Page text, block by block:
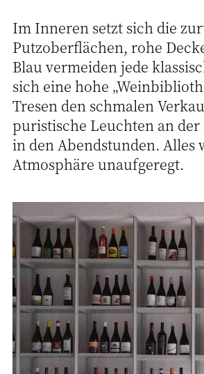
Im Inneren setzt sich die
Putzoberflächen, rohe
Blau vermeiden jede
sich eine hohe
Tresen den schmalen
puristische Leuchten an
in den Abendstunden.
Atmosphäre unaufgeregt.